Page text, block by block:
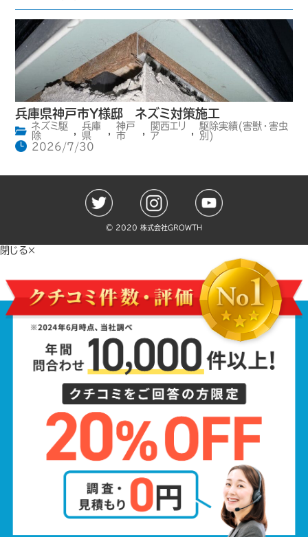
兵庫県神戸市Y様邸 ネズミ対策施工
ネズミ駆
除
,
兵庫
県
,
神戸
市
,
関西エリ
ア
,
駆除実績(害獣・害虫
別)
2026/7/30
©️ 2020 株式会社GROWTH
閉じる×